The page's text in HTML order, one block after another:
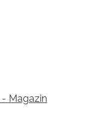
- Magazin